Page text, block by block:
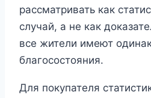
рассматривать как
случай, а не как
все жители имеют
благосостояния.
Для покупателя